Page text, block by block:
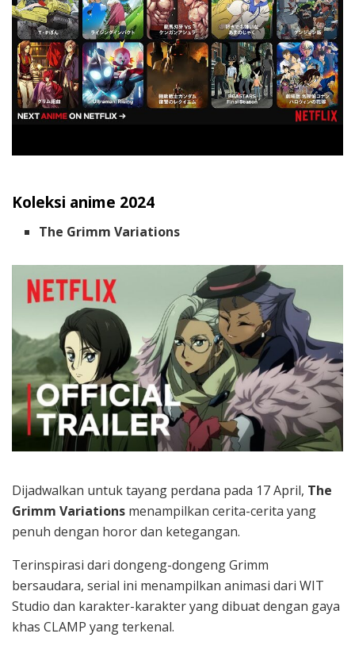
Koleksi anime 2024
The Grimm Variations
Dijadwalkan untuk tayang perdana pada 17 April, The
Grimm Variations menampilkan cerita-cerita yang
penuh dengan horor dan ketegangan.
Terinspirasi dari dongeng-dongeng Grimm
bersaudara, serial ini menampilkan animasi dari WIT
Studio dan karakter-karakter yang dibuat dengan gaya
khas CLAMP yang terkenal.